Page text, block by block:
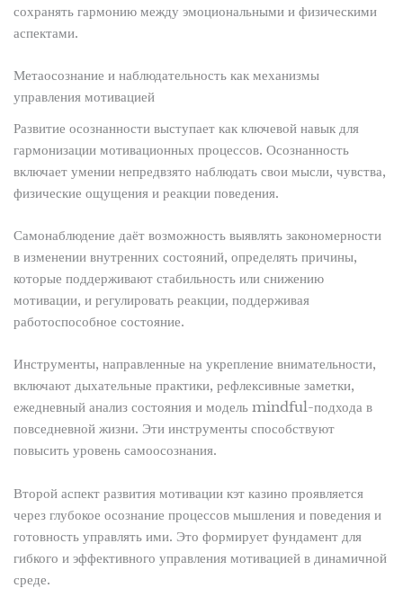
сохранять гармонию между эмоциональными и физическими
аспектами.
Метаосознание и наблюдательность как механизмы
управления мотивацией
Развитие осознанности выступает как ключевой навык для
гармонизации мотивационных процессов. Осознанность
включает умении непредвзято наблюдать свои мысли, чувства,
физические ощущения и реакции поведения.
Самонаблюдение даёт возможность выявлять закономерности
в изменении внутренних состояний, определять причины,
которые поддерживают стабильность или снижению
мотивации, и регулировать реакции, поддерживая
работоспособное состояние.
Инструменты, направленные на укрепление внимательности,
включают дыхательные практики, рефлексивные заметки,
ежедневный анализ состояния и модель mindful-подхода в
повседневной жизни. Эти инструменты способствуют
повысить уровень самоосознания.
Второй аспект развития мотивации кэт казино проявляется
через глубокое осознание процессов мышления и поведения и
готовность управлять ими. Это формирует фундамент для
гибкого и эффективного управления мотивацией в динамичной
среде.